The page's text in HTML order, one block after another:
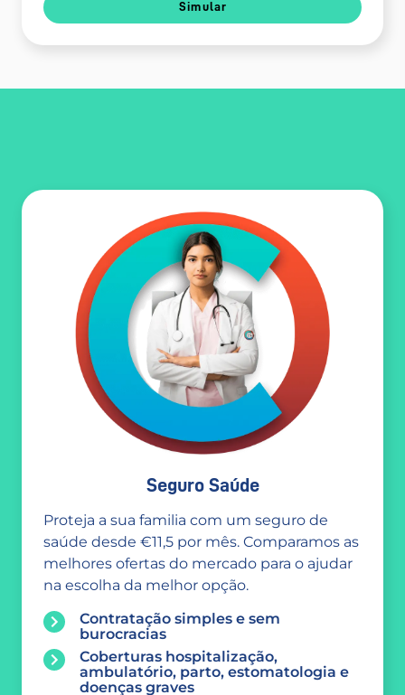
Simular
Seguro Saúde
Proteja a sua familia com um seguro de
saúde desde €11,5 por mês. Comparamos as
melhores ofertas do mercado para o ajudar
na escolha da melhor opção.
Contratação simples e sem
burocracias
Coberturas hospitalização,
ambulatório, parto, estomatologia e
doenças graves